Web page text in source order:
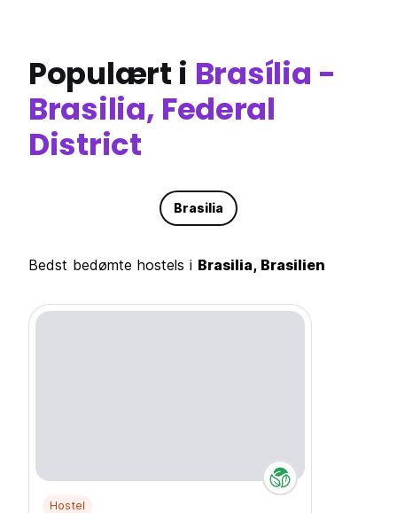
Populært i Brasília -
Brasilia, Federal
District
Brasilia
Bedst bedømte hostels i Brasilia, Brasilien
Hostel